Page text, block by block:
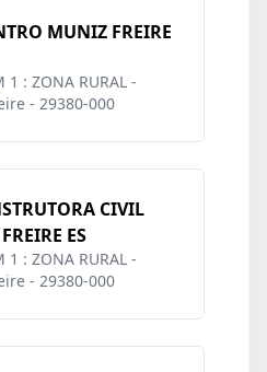
MUNIZ FREIRE
1 : ZONA RURAL -
- 29380-000
CIVIL
ES
1 : ZONA RURAL -
- 29380-000